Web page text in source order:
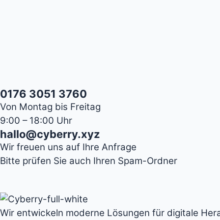
0176 3051 3760
Von Montag bis Freitag
9:00 – 18:00 Uhr
hallo@cyberry.xyz
Wir freuen uns auf Ihre Anfrage
Bitte prüfen Sie auch Ihren Spam-Ordner
Wir entwickeln moderne Lösungen für digitale